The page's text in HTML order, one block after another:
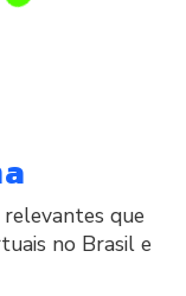
que
no Brasil e